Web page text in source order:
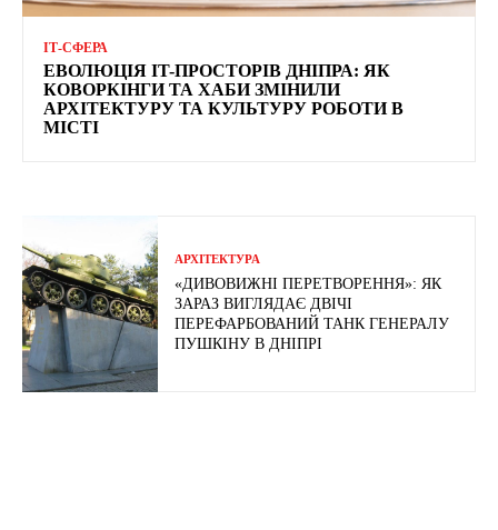
ІТ-СФЕРА
ЕВОЛЮЦІЯ IT-ПРОСТОРІВ ДНІПРА: ЯК
КОВОРКІНГИ ТА ХАБИ ЗМІНИЛИ
АРХІТЕКТУРУ ТА КУЛЬТУРУ РОБОТИ В
МІСТІ
АРХІТЕКТУРА
«ДИВОВИЖНІ ПЕРЕТВОРЕННЯ»: ЯК
ЗАРАЗ ВИГЛЯДАЄ ДВІЧІ
ПЕРЕФАРБОВАНИЙ ТАНК ГЕНЕРАЛУ
ПУШКІНУ В ДНІПРІ